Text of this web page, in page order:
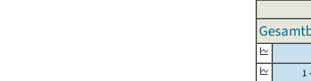
1 -